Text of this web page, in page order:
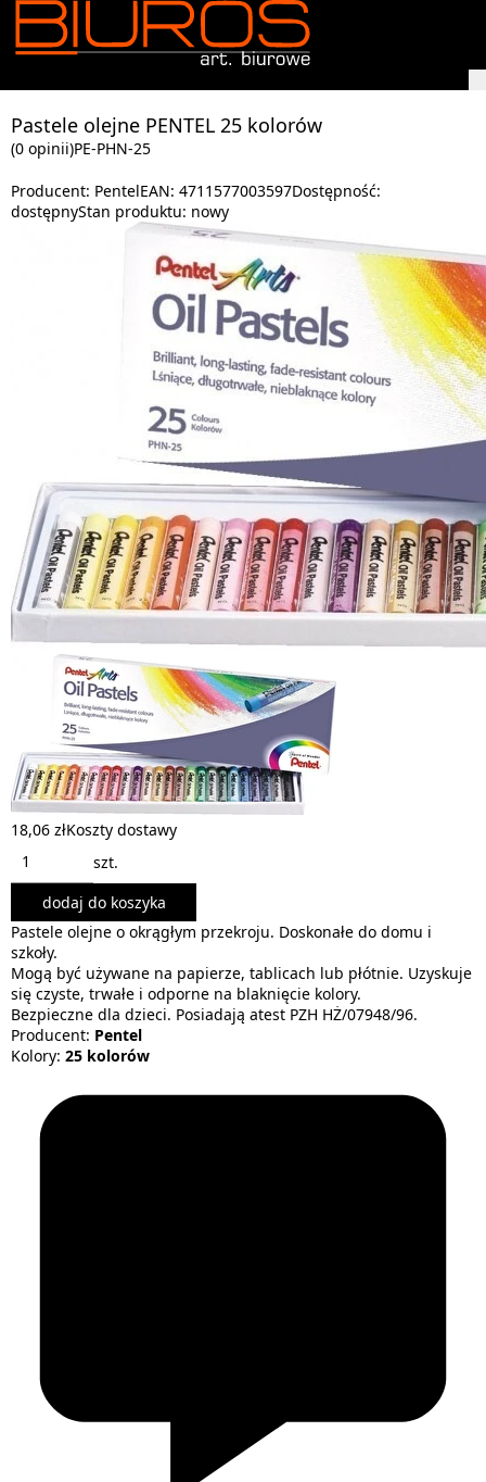
Pastele olejne PENTEL 25 kolorów
(0 opinii)PE-PHN-25
Producent: PentelEAN: 4711577003597Dostępność:
dostępnyStan produktu: nowy
18,06 złKoszty dostawy
szt.
dodaj do koszyka
Pastele olejne o okrągłym przekroju. Doskonałe do domu i
szkoły.
Mogą być używane na papierze, tablicach lub płótnie. Uzyskuje
się czyste, trwałe i odporne na blaknięcie kolory.
Bezpieczne dla dzieci. Posiadają atest PZH HŻ/07948/96.
Producent: Pentel
Kolory: 25 kolorów